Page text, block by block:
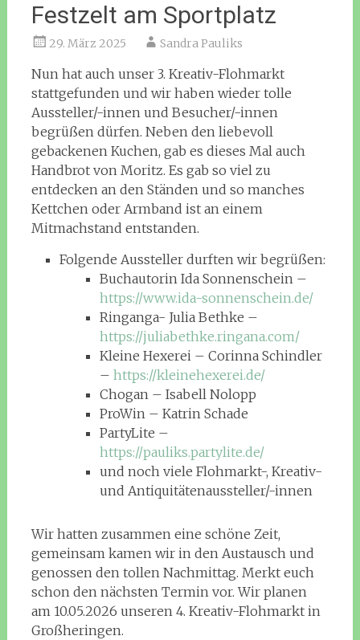
Festzelt am Sportplatz
29. März 2025 Sandra Pauliks
Nun hat auch unser 3. Kreativ-Flohmarkt
stattgefunden und wir haben wieder tolle
Aussteller/-innen und Besucher/-innen
begrüßen dürfen. Neben den liebevoll
gebackenen Kuchen, gab es dieses Mal auch
Handbrot von Moritz. Es gab so viel zu
entdecken an den Ständen und so manches
Kettchen oder Armband ist an einem
Mitmachstand entstanden.
Folgende Aussteller durften wir begrüßen:
Buchautorin Ida Sonnenschein –
https://www.ida-sonnenschein.de/
Ringanga- Julia Bethke –
https://juliabethke.ringana.com/
Kleine Hexerei – Corinna Schindler
– https://kleinehexerei.de/
Chogan – Isabell Nolopp
ProWin – Katrin Schade
PartyLite –
https://pauliks.partylite.de/
und noch viele Flohmarkt-, Kreativ-
und Antiquitätenaussteller/-innen
Wir hatten zusammen eine schöne Zeit,
gemeinsam kamen wir in den Austausch und
genossen den tollen Nachmittag. Merkt euch
schon den nächsten Termin vor. Wir planen
am 10.05.2026 unseren 4. Kreativ-Flohmarkt in
Großheringen.